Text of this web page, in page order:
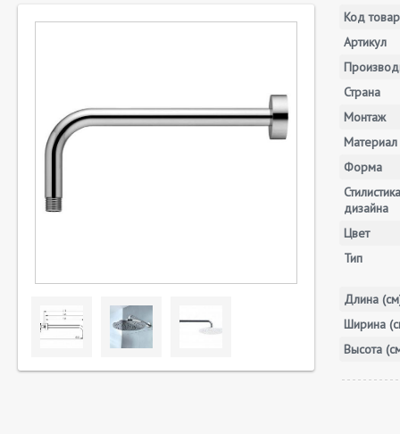
Код
Артикул
Страна
Монтаж
Материал
Форма
Стилистика
дизайна
Цвет
Тип
Длина
Ширина
Высота